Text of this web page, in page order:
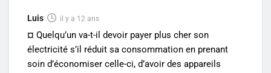
Luis il y a 12 ans
¤ Quelqu’un va-t-il devoir payer plus cher son
électricité s’il réduit sa consommation en prenant
soin d’économiser celle-ci, d’avoir des appareils